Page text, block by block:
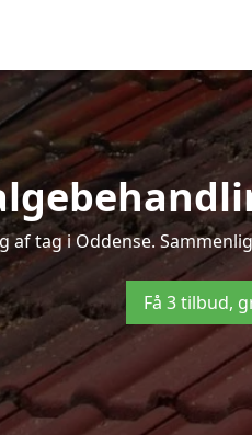
af tag i Oddense.
Få 3 tilbud,